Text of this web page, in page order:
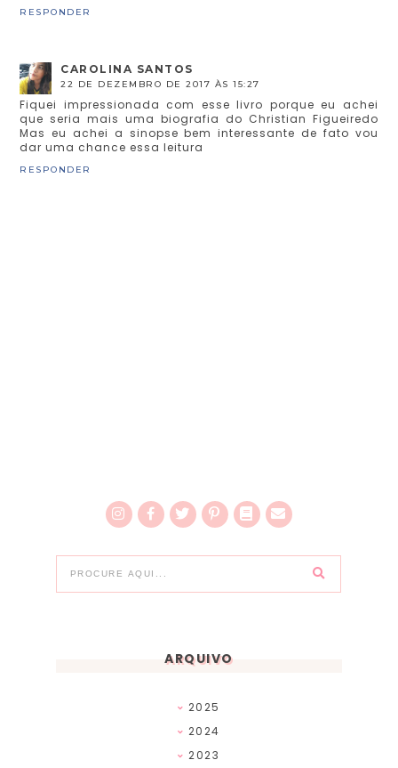
RESPONDER
CAROLINA SANTOS
22 DE DEZEMBRO DE 2017 ÀS 15:27
Fiquei impressionada com esse livro porque eu achei
que seria mais uma biografia do Christian Figueiredo
Mas eu achei a sinopse bem interessante de fato vou
dar uma chance essa leitura
RESPONDER
ARQUIVO
2025
2024
2023